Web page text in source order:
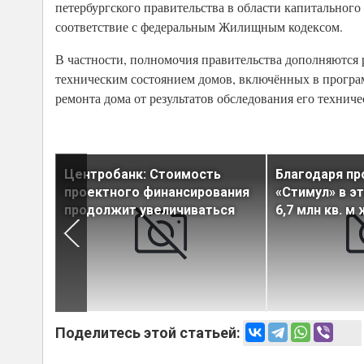
петербургского правительства в области
соответствие с федеральным Жилищным кодексом.
В частности, полномочия правительства дополняются
техническим состоянием домов, включённых в
ремонта дома от результатов обследования его
Центробанк: Стоимость
проектного финансирования
продолжит увеличиваться
Благодаря
«Стимул» в
6,7 млн кв. м
Поделитесь этой статьей: